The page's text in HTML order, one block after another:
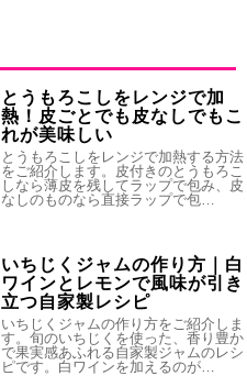
とうもろこしをレンジで加
熱！皮ごとでも皮なしでもこ
れが美味しい
とうもろこしをレンジで加熱する方法
をご紹介します。皮付きのとうもろこ
しなら薄皮を残してラップで包み、皮
なしのものなら直接ラップで包…
いちじくジャムの作り方｜白
ワインとレモンで風味が引き
立つ自家製レシピ
いちじくジャムの作り方をご紹介しま
す。旬のいちじくを使った、香り豊か
で果実感あふれる自家製ジャムのレシ
ピです。白ワインを加えるのが…